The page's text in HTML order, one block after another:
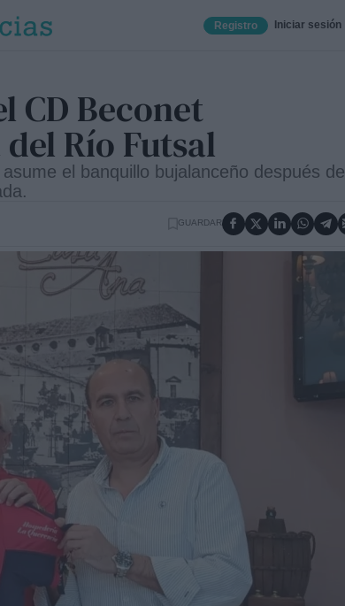
Registro Iniciar sesión
CD Beconet
Río Futsal
el banquillo bujalanceño después de
GUARDAR